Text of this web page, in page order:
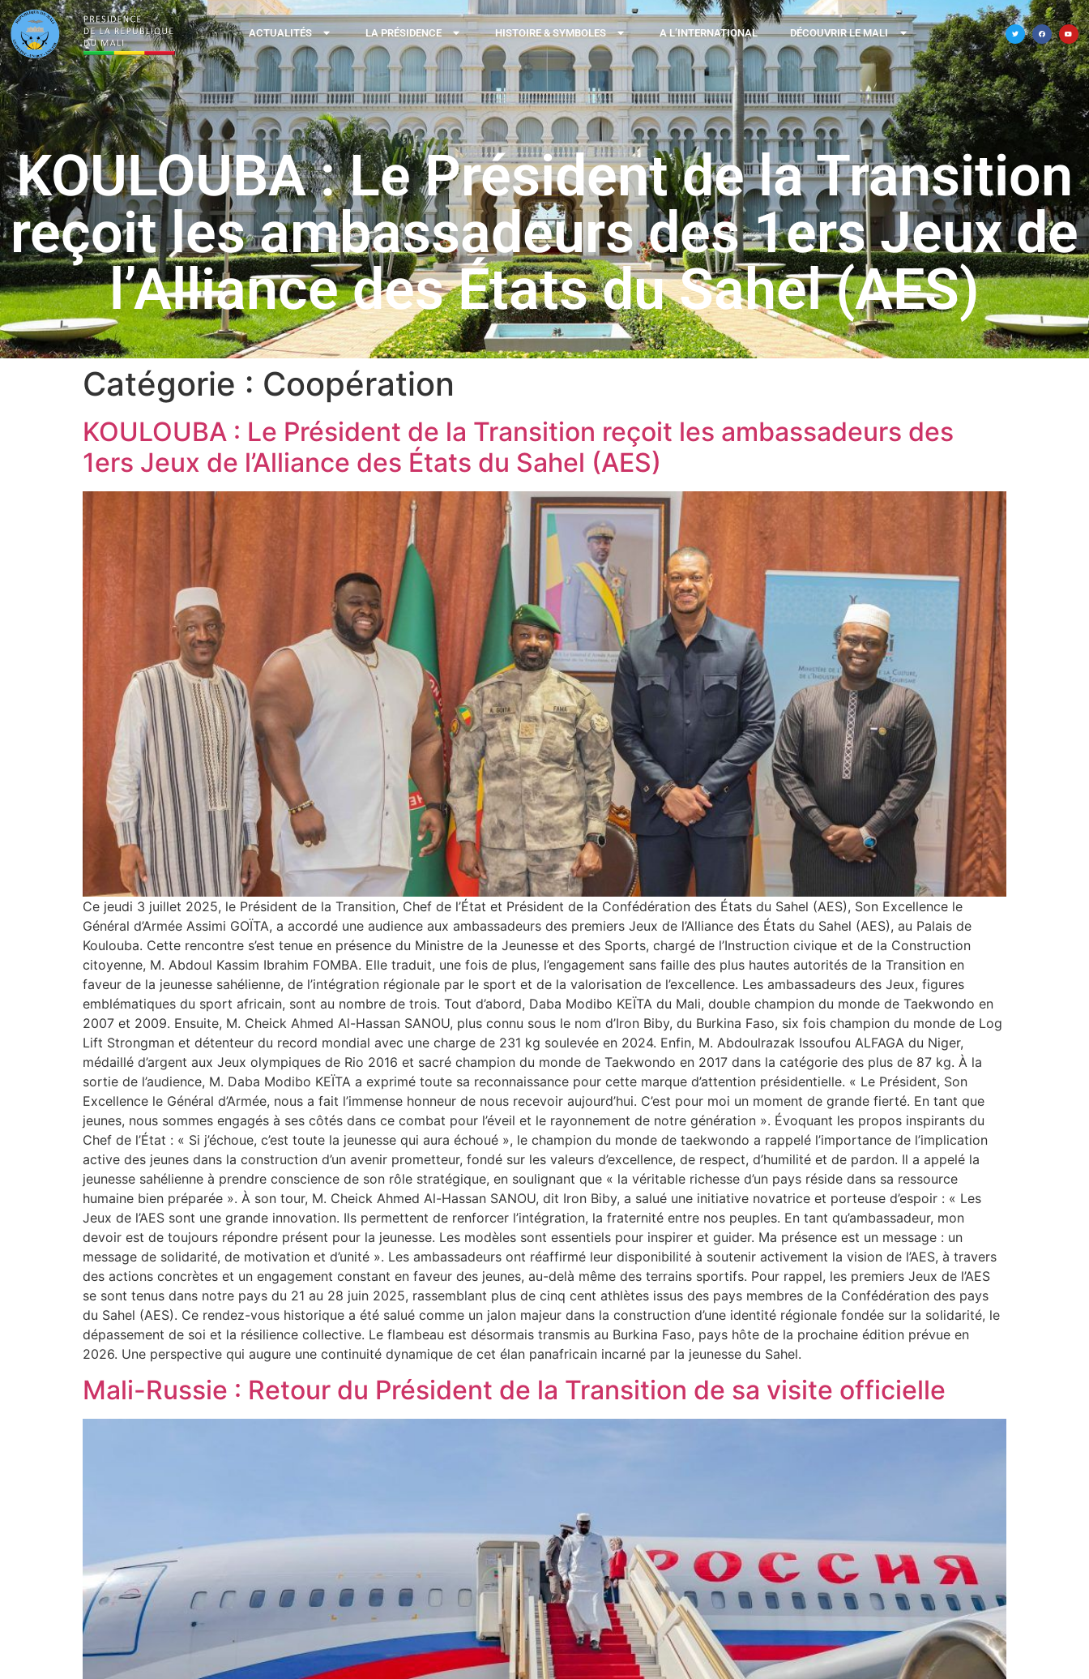
ACTUALITÉS LA PRÉSIDENCE HISTOIRE & SYMBOLES A L’INTERNATIONAL DÉCOUVRIR LE MALI
KOULOUBA : Le Président de la Transition
reçoit les ambassadeurs des 1ers Jeux de
l’Alliance des États du Sahel (AES)
Catégorie : Coopération
KOULOUBA : Le Président de la Transition reçoit les ambassadeurs des
1ers Jeux de l’Alliance des États du Sahel (AES)
Ce jeudi 3 juillet 2025, le Président de la Transition, Chef de l’État et Président de la Confédération des États du Sahel (AES), Son Excellence le
Général d’Armée Assimi GOÏTA, a accordé une audience aux ambassadeurs des premiers Jeux de l’Alliance des États du Sahel (AES), au Palais de
Koulouba. Cette rencontre s’est tenue en présence du Ministre de la Jeunesse et des Sports, chargé de l’Instruction civique et de la Construction
citoyenne, M. Abdoul Kassim Ibrahim FOMBA. Elle traduit, une fois de plus, l’engagement sans faille des plus hautes autorités de la Transition en
faveur de la jeunesse sahélienne, de l’intégration régionale par le sport et de la valorisation de l’excellence. Les ambassadeurs des Jeux, figures
emblématiques du sport africain, sont au nombre de trois. Tout d’abord, Daba Modibo KEÏTA du Mali, double champion du monde de Taekwondo en
2007 et 2009. Ensuite, M. Cheick Ahmed Al-Hassan SANOU, plus connu sous le nom d’Iron Biby, du Burkina Faso, six fois champion du monde de Log
Lift Strongman et détenteur du record mondial avec une charge de 231 kg soulevée en 2024. Enfin, M. Abdoulrazak Issoufou ALFAGA du Niger,
médaillé d’argent aux Jeux olympiques de Rio 2016 et sacré champion du monde de Taekwondo en 2017 dans la catégorie des plus de 87 kg. À la
sortie de l’audience, M. Daba Modibo KEÏTA a exprimé toute sa reconnaissance pour cette marque d’attention présidentielle. « Le Président, Son
Excellence le Général d’Armée, nous a fait l’immense honneur de nous recevoir aujourd’hui. C’est pour moi un moment de grande fierté. En tant que
jeunes, nous sommes engagés à ses côtés dans ce combat pour l’éveil et le rayonnement de notre génération ». Évoquant les propos inspirants du
Chef de l’État : « Si j’échoue, c’est toute la jeunesse qui aura échoué », le champion du monde de taekwondo a rappelé l’importance de l’implication
active des jeunes dans la construction d’un avenir prometteur, fondé sur les valeurs d’excellence, de respect, d’humilité et de pardon. Il a appelé la
jeunesse sahélienne à prendre conscience de son rôle stratégique, en soulignant que « la véritable richesse d’un pays réside dans sa ressource
humaine bien préparée ». À son tour, M. Cheick Ahmed Al-Hassan SANOU, dit Iron Biby, a salué une initiative novatrice et porteuse d’espoir : « Les
Jeux de l’AES sont une grande innovation. Ils permettent de renforcer l’intégration, la fraternité entre nos peuples. En tant qu’ambassadeur, mon
devoir est de toujours répondre présent pour la jeunesse. Les modèles sont essentiels pour inspirer et guider. Ma présence est un message : un
message de solidarité, de motivation et d’unité ». Les ambassadeurs ont réaffirmé leur disponibilité à soutenir activement la vision de l’AES, à travers
des actions concrètes et un engagement constant en faveur des jeunes, au-delà même des terrains sportifs. Pour rappel, les premiers Jeux de l’AES
se sont tenus dans notre pays du 21 au 28 juin 2025, rassemblant plus de cinq cent athlètes issus des pays membres de la Confédération des pays
du Sahel (AES). Ce rendez-vous historique a été salué comme un jalon majeur dans la construction d’une identité régionale fondée sur la solidarité, le
dépassement de soi et la résilience collective. Le flambeau est désormais transmis au Burkina Faso, pays hôte de la prochaine édition prévue en
2026. Une perspective qui augure une continuité dynamique de cet élan panafricain incarné par la jeunesse du Sahel.
Mali-Russie : Retour du Président de la Transition de sa visite officielle